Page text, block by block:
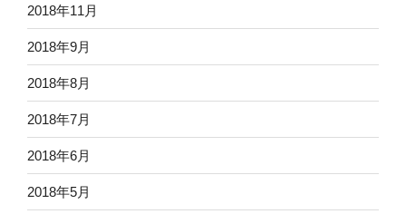
2018年11月
2018年9月
2018年8月
2018年7月
2018年6月
2018年5月